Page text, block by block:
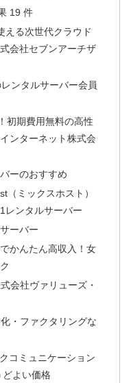
19 件
える次世代クラウド
会社セブンアーチザ
ンタルサーバー会員
初期費用無料の高性
ンターネット株式会
ーのおすすめ
（ミックスホスト）
レンタルサーバー
ーバー
かんたん高収入！女
会社ヴァリューズ・
・ファクタリングな
コミュニケーション
どよい価格